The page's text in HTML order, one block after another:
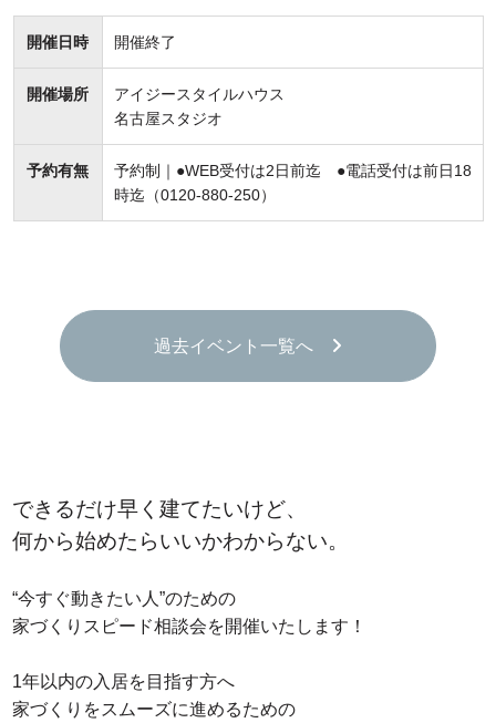
開催日時 開催終了
開催場所
アイジースタイルハウス
名古屋スタジオ
予約有無
予約制｜●WEB受付は2日前迄 ●電話受付は前日18
時迄（0120-880-250）
過去イベント一覧へ
できるだけ早く建てたいけど、
何から始めたらいいかわからない。
“今すぐ動きたい人”のための
家づくりスピード相談会を開催いたします！
1年以内の入居を目指す方へ
家づくりをスムーズに進めるための